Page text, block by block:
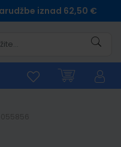
iznad 62,50 €